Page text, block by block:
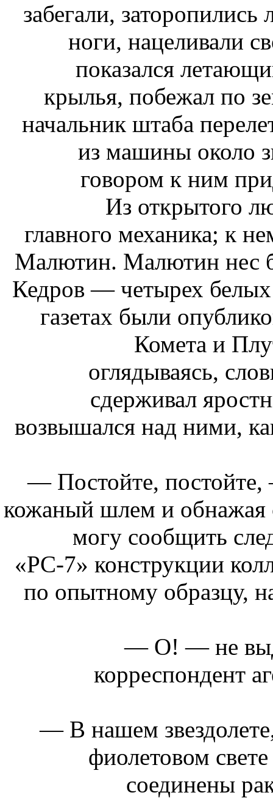
забегали,
ноги, нацеливали
показался
крылья, побежал по
начальник штаба
из машины около
говором к ним
Из открытого
главного механика; к
Малютин. Малютин нес
Кедров — четырех белых
газетах были
Комета и
оглядываясь,
сдерживал
возвышался над ними,
— Постойте,
кожаный шлем и обнажая
могу сообщить
«РС-7» конструкции
по опытному образцу,
— О! — не
корреспондент
— В нашем
фиолетовом
соединены